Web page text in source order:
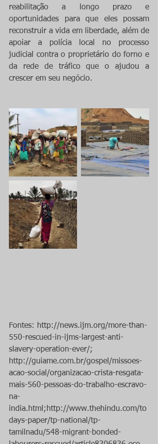
reabilitação a longo prazo e
oportunidades para que eles possam
reconstruir a vida em liberdade, além de
apoiar a polícia local no processo
judicial contra o proprietário do forno e
da rede de tráfico que o ajudou a
crescer em seu negócio.
Fontes: http://news.ijm.org/more-than-
550-rescued-in-ijms-largest-anti-
slavery-operation-ever/;
http://guiame.com.br/gospel/missoes-
acao-social/organizacao-crista-resgata-
mais-560-pessoas-do-trabalho-escravo-
na-
india.html;http://www.thehindu.com/to
days-paper/tp-national/tp-
tamilnadu/548-migrant-bonded-